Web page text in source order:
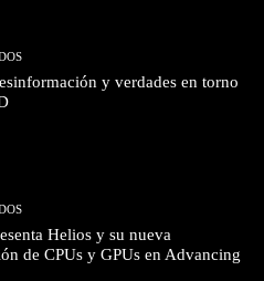
y verdades en torno
Helios y su nueva
de CPUs y GPUs en Advancing